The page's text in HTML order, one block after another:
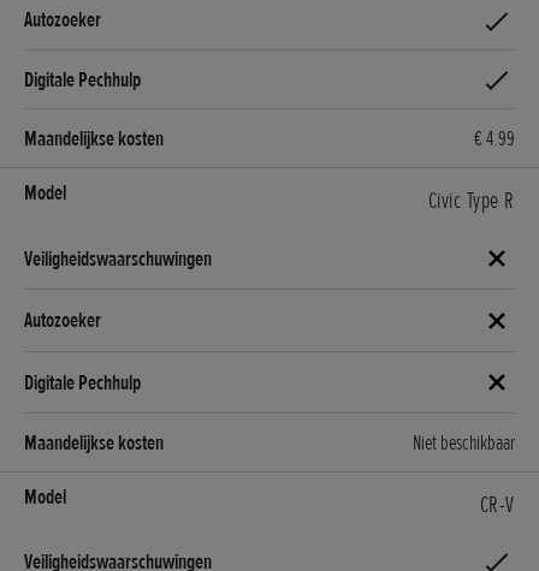
€ 4.99
Civic Type R
Niet beschikbaar
CR-V